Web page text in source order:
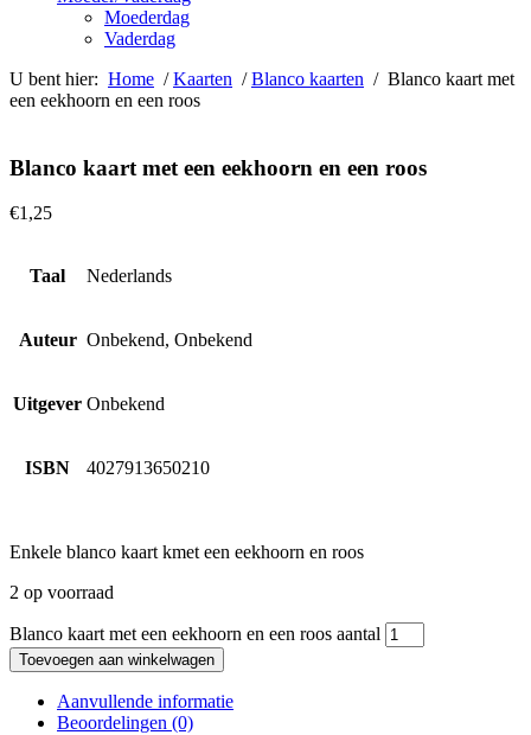
Moederdag
Vaderdag
U bent hier: Home /Kaarten /Blanco kaarten / Blanco kaart met
een eekhoorn en een roos
Blanco kaart met een eekhoorn en een roos
€1,25
Taal Nederlands
Auteur Onbekend, Onbekend
Uitgever Onbekend
ISBN 4027913650210
Enkele blanco kaart kmet een eekhoorn en roos
2 op voorraad
Blanco kaart met een eekhoorn en een roos aantal
Toevoegen aan winkelwagen
Aanvullende informatie
Beoordelingen (0)